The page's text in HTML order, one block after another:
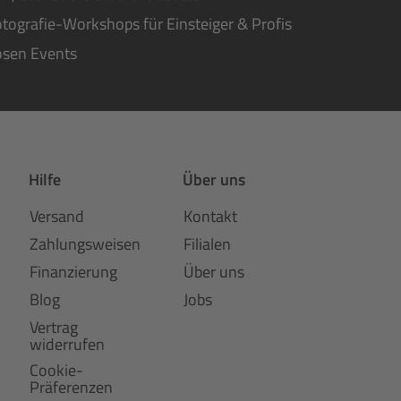
Workshops für Einsteiger & Profis
Events
Hilfe
Versand
Zahlungsweisen
Finanzierung
Blog
Vertrag
widerrufen
Cookie-
Präferenzen
Über uns
Kontakt
Filialen
Über uns
Jobs